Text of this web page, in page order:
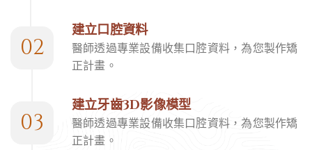
02
建立口腔資料
醫師透過專業設備收集口腔資料，為您製作矯
正計畫。
03
建立牙齒3D影像模型
醫師透過專業設備收集口腔資料，為您製作矯
正計畫。